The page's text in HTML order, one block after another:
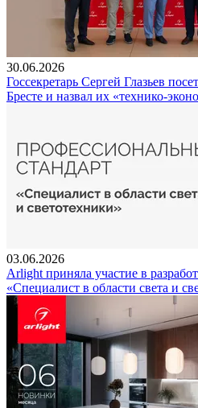
30.06.2026
Госсекретарь Сергей Глазьев
Бресте и назвал их «технико-
03.06.2026
Arlight приняла участие в
«Специалист в области света и